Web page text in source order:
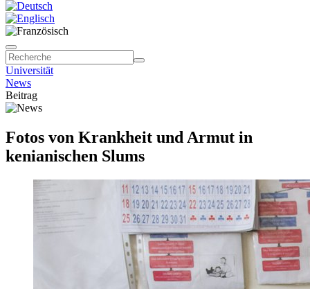
Universität
News
Beitrag
Fotos von Krankheit und Armut in
kenianischen Slums